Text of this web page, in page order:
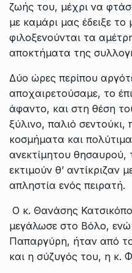
ζωής του, μέχρι να
με καμάρι μας έδειξε
φιλοξενούνται τα
αποκτήματα της
Δύο ώρες περίπου
αποχαιρετούσαμε, το
άφαντο, και στη θέση
ξύλινο, παλιό σεντούκι,
κοσμήματα και
ανεκτίμητου θησαυρού,
εκτιμούν θ’ αντίκριζαν
απληστία ενός πειρατή.
Ο κ. Θανάσης
μεγάλωσε στο Βόλο,
Παπαργύρη, ήταν από
και η σύζυγός του, η κ.